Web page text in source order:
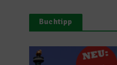
Buchtipp